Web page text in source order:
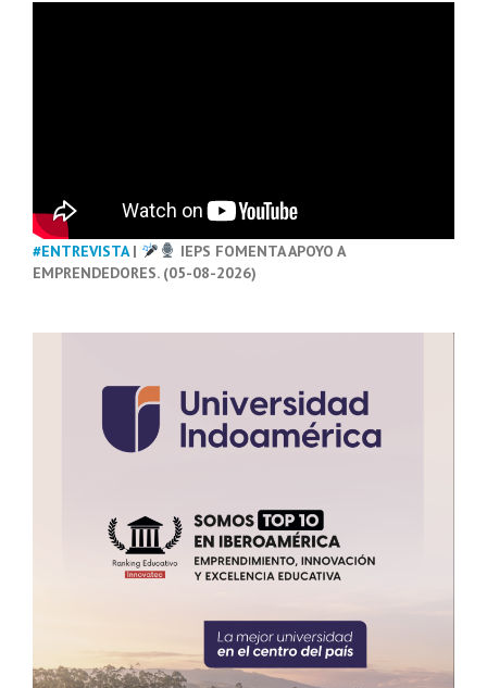
#ENTREVISTA|
IEPS FOMENTA APOYO A
EMPRENDEDORES. (05-08-2026)